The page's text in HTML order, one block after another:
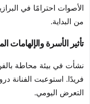
الأصوات احترامًا في
من البداية.
تأثير الأسرة والإلهامات
نشأت في بيئة محاطة
فريدًا. استوعبت الفنانة
التعرض اليومي.